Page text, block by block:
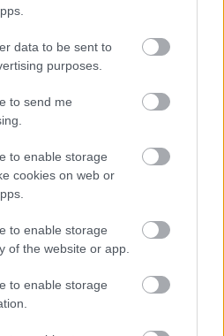
data to be sent to
purposes.
to send me
to enable storage
cookies on web or
to enable storage
of the website or app.
to enable storage
kormány: íme a mérleg!